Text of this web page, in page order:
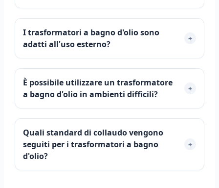
I trasformatori a bagno d'olio sono
adatti all'uso esterno?
+
È possibile utilizzare un trasformatore
a bagno d'olio in ambienti difficili?
+
Quali standard di collaudo vengono
seguiti per i trasformatori a bagno
d'olio?
+
Deutsch
Español